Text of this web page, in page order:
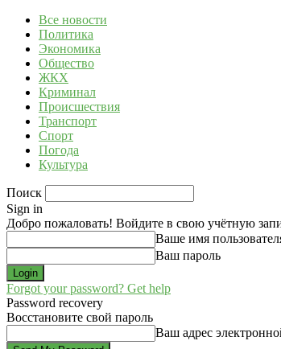
Все новости
Политика
Экономика
Общество
ЖКХ
Криминал
Происшествия
Транспорт
Спорт
Погода
Культура
Поиск
Sign in
Добро пожаловать! Войдите в свою учётную
Ваше имя
Ваш пароль
Forgot your password? Get help
Password recovery
Восстановите свой пароль
Ваш адрес